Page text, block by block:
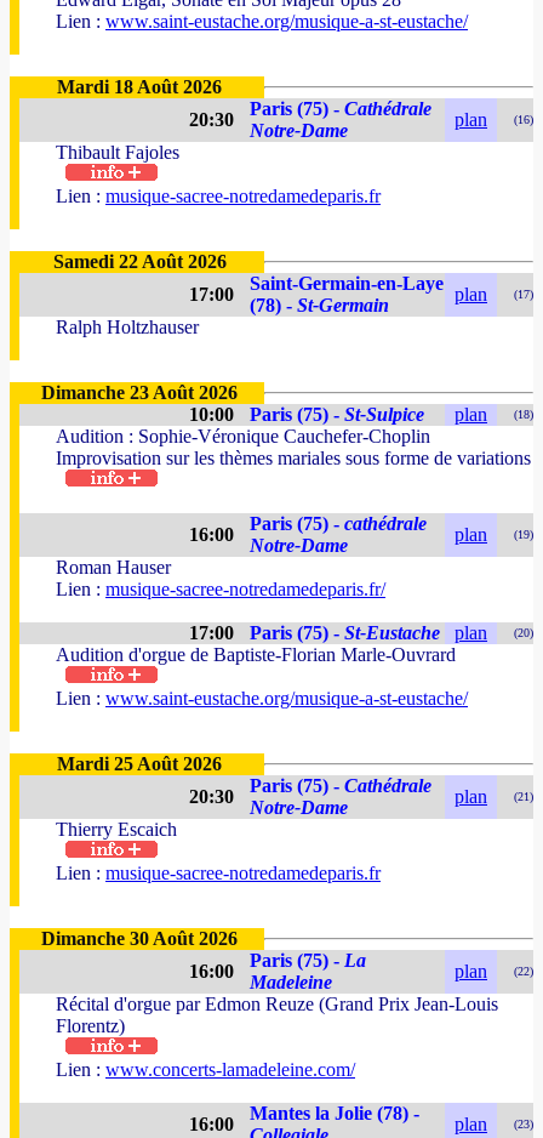
Lien : www.saint-eustache.org/musique-a-st-eustache/
Mardi 18 Août 2026
20:30
Paris (75) - Cathédrale
Notre-Dame
plan (16)
Thibault Fajoles
Lien : musique-sacree-notredamedeparis.fr
Samedi 22 Août 2026
17:00
Saint-Germain-en-Laye
(78) - St-Germain
plan (17)
Ralph Holtzhauser
Dimanche 23 Août 2026
10:00
Paris (75) - St-Sulpice plan (18)
Audition : Sophie-Véronique Cauchefer-Choplin
Improvisation sur les thèmes mariales sous forme de variations
16:00
Paris (75) - cathédrale
Notre-Dame
plan (19)
Roman Hauser
Lien : musique-sacree-notredamedeparis.fr/
17:00 Paris (75) - St-Eustache plan (20)
Audition d'orgue de Baptiste-Florian Marle-Ouvrard
Lien : www.saint-eustache.org/musique-a-st-eustache/
Mardi 25 Août 2026
20:30
Paris (75) - Cathédrale
Notre-Dame
plan (21)
Thierry Escaich
Lien : musique-sacree-notredamedeparis.fr
Dimanche 30 Août 2026
16:00
Paris (75) - La
Madeleine
plan (22)
Récital d'orgue par Edmon Reuze (Grand Prix Jean-Louis
Florentz)
Lien : www.concerts-lamadeleine.com/
16:00
Mantes la Jolie (78) -
plan (23)